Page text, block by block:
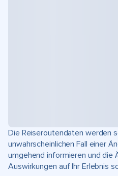
Die Reiseroutendaten werden
unwahrscheinlichen Fall einer
umgehend informieren und die
Auswirkungen auf Ihr Erlebnis